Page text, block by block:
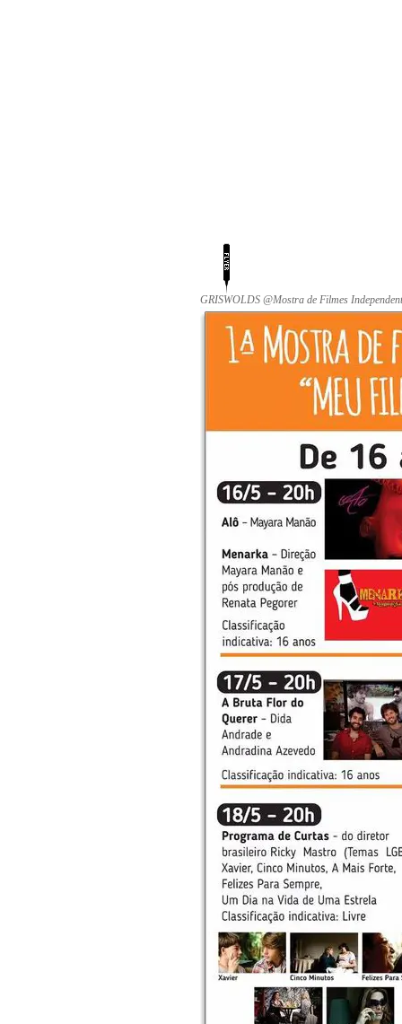
GRISWOLDS @Mostra de Filmes